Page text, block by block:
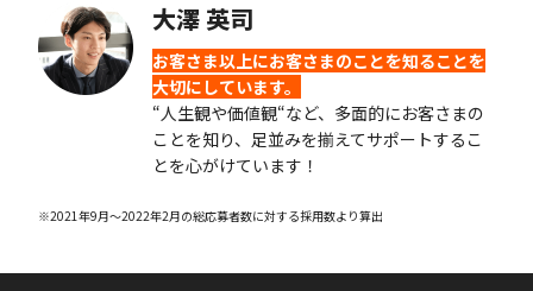
大澤 英司
お客さま以上にお客さまのことを知ることを
大切にしています。
“人生観や価値観“など、多面的にお客さまの
ことを知り、足並みを揃えてサポートするこ
とを心がけています！
※2021年9月〜2022年2月の総応募者数に対する採用数より算出